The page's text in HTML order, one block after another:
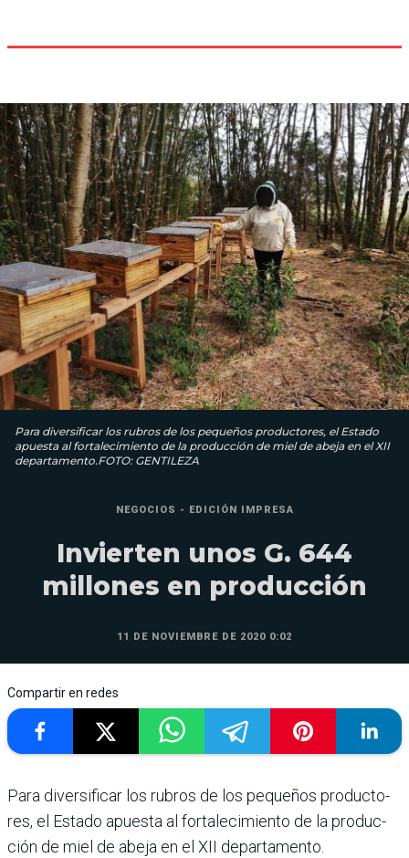
Para diversificar los rubros de los pequeños producto­res, el Estado
apuesta al for­talecimiento de la produc­ción de miel de abeja en el XII
departamento.FOTO: GENTILEZA
NEGOCIOS - EDICIÓN IMPRESA
Invierten unos G. 644
millones en producción
11 DE NOVIEMBRE DE 2020 0:02
Compartir en redes
Para diversificar los rubros de los pequeños producto­
res, el Estado apuesta al for­talecimiento de la produc­
ción de miel de abeja en el XII departamento.